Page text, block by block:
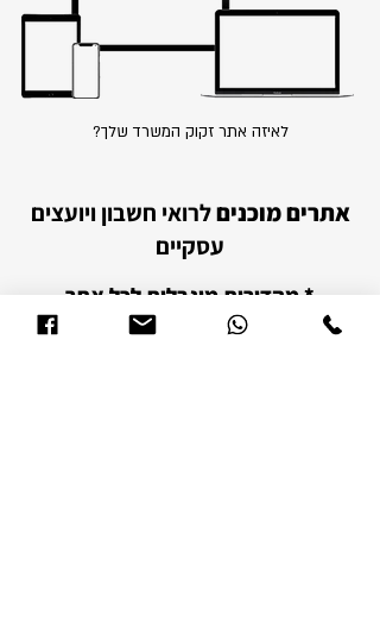
לאיזה אתר זקוק המשרד שלך?
אתרים מוכניםלרואי חשבון ויועצים
עסקיים
* מהדורות מוגבלות לכל אתר